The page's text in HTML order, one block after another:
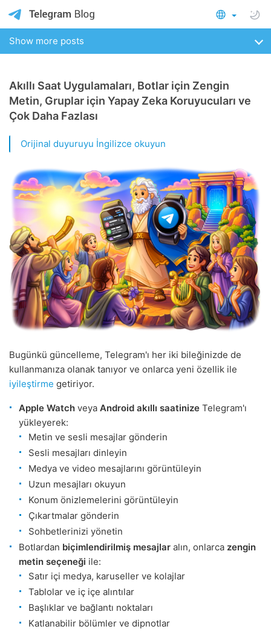
Show more posts
Akıllı Saat Uygulamaları, Botlar için Zengin
Metin, Gruplar için Yapay Zeka Koruyucuları ve
Çok Daha Fazlası
Orijinal duyuruyu İngilizce okuyun
Bugünkü güncelleme, Telegram'ı her iki bileğinizde de
kullanmanıza olanak tanıyor ve onlarca yeni özellik ile
iyileştirme getiriyor.
Apple Watch veya Android akıllı saatinize Telegram'ı
yükleyerek:
Metin ve sesli mesajlar gönderin
Sesli mesajları dinleyin
Medya ve video mesajlarını görüntüleyin
Uzun mesajları okuyun
Konum önizlemelerini görüntüleyin
Çıkartmalar gönderin
Sohbetlerinizi yönetin
Botlardan biçimlendirilmiş mesajlar alın, onlarca zengin
metin seçeneği ile:
Satır içi medya, karuseller ve kolajlar
Tablolar ve iç içe alıntılar
Başlıklar ve bağlantı noktaları
Katlanabilir bölümler ve dipnotlar